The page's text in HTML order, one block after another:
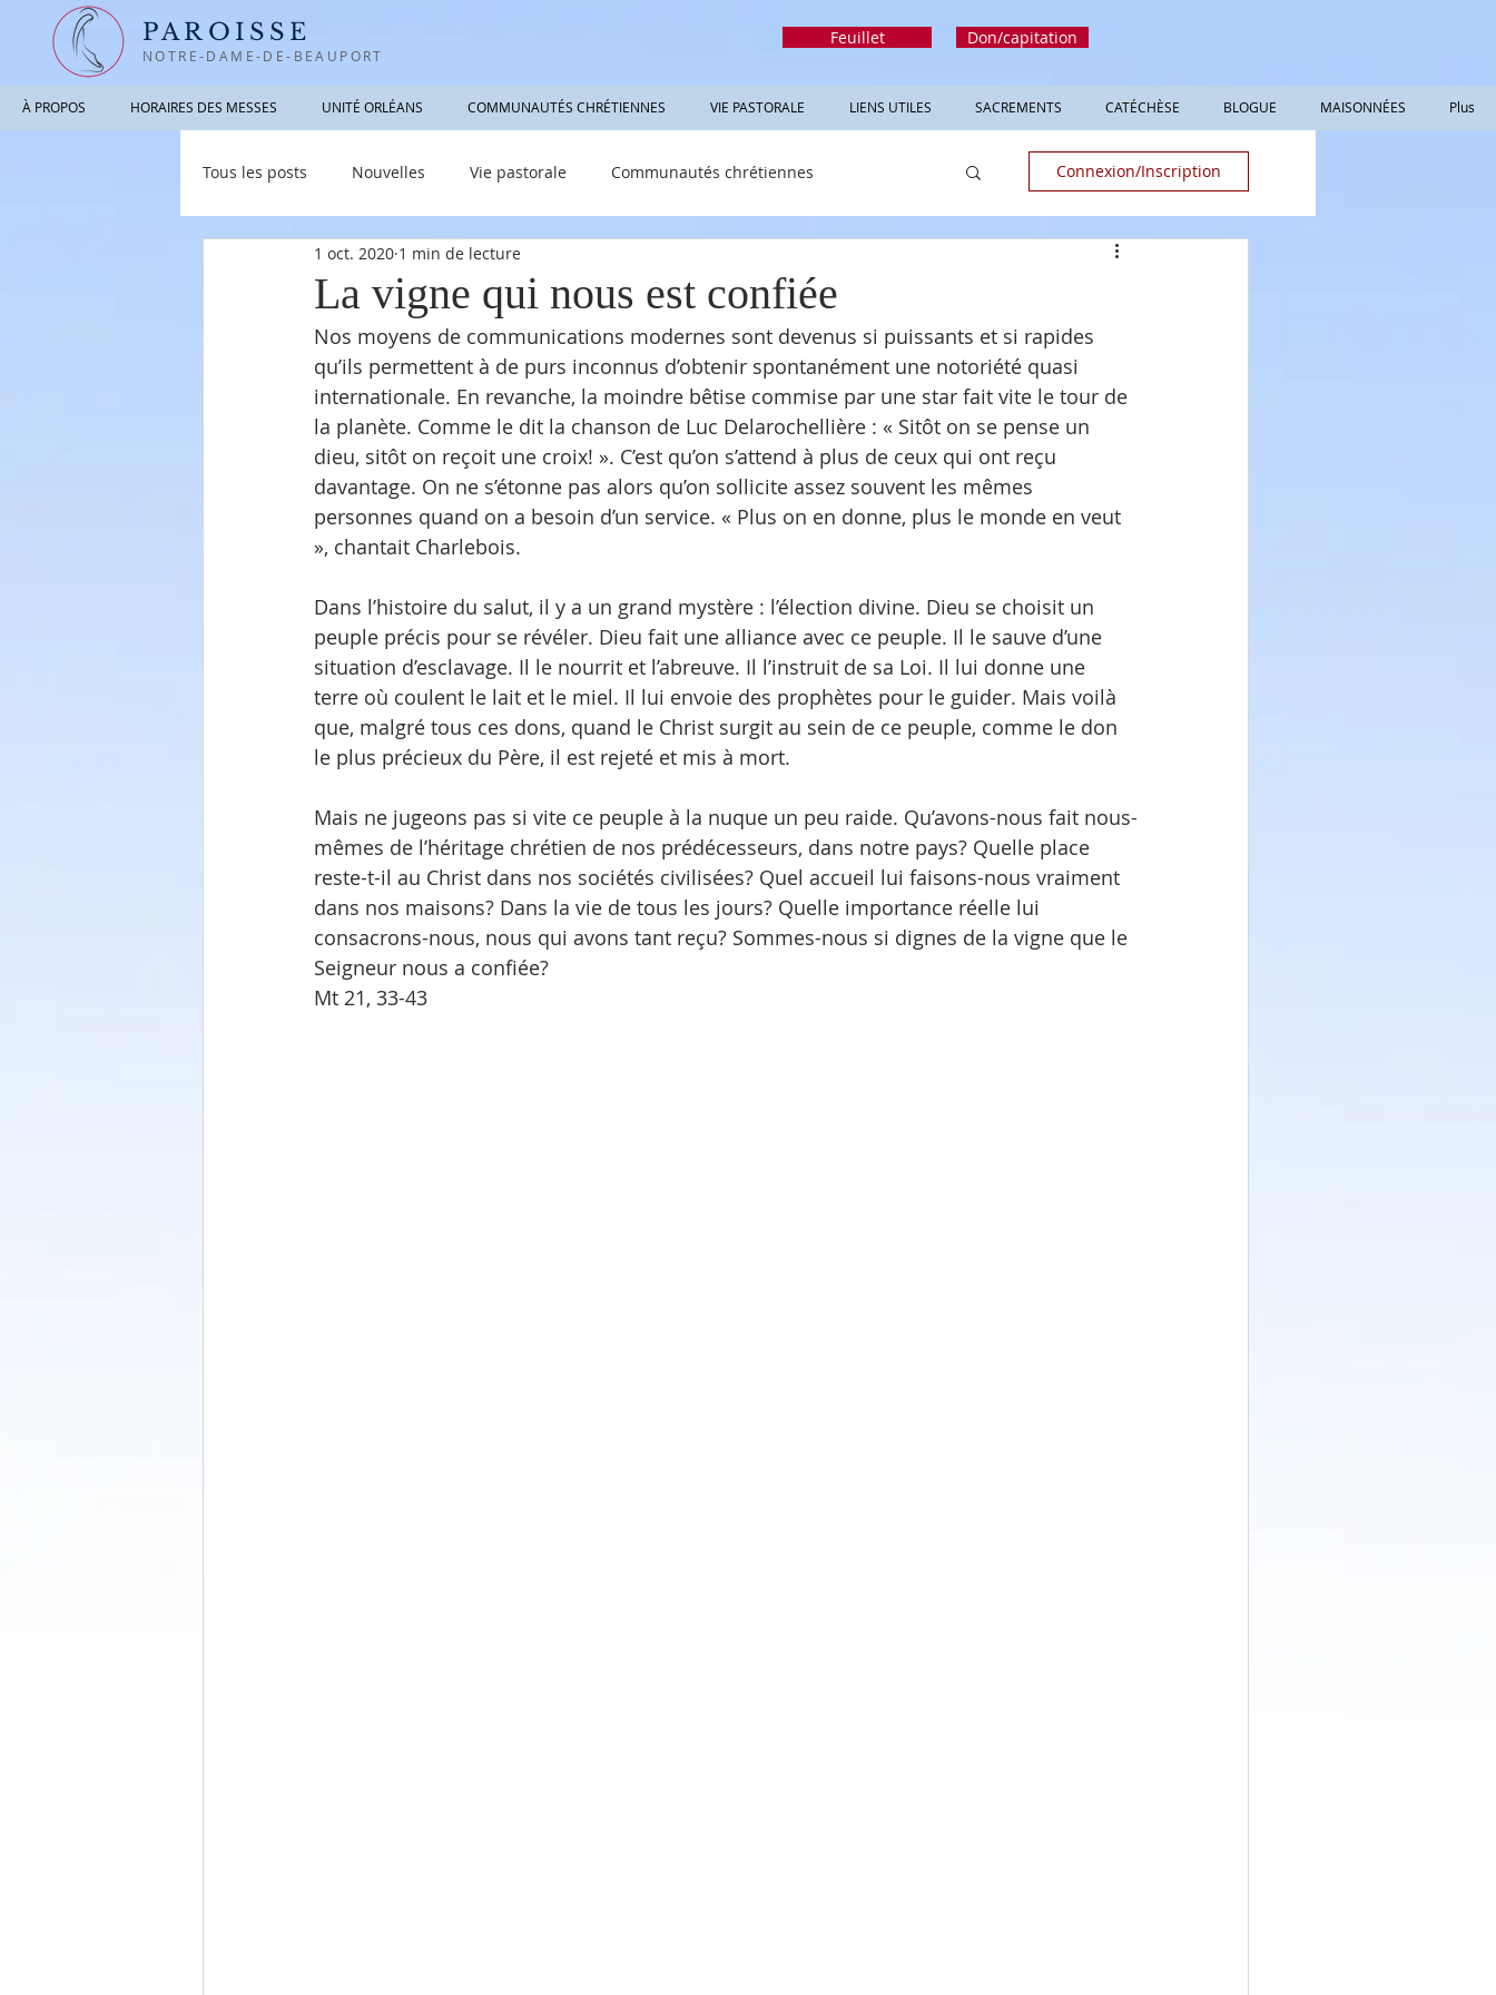
PAROISSE
NOTRE-DAME-DE-BEAUPORT
Feuillet Don/capitation
À PROPOS HORAIRES DES MESSES UNITÉ ORLÉANS COMMUNAUTÉS CHRÉTIENNES VIE PASTORALE LIENS UTILES SACREMENTS CATÉCHÈSE BLOGUE MAISONNÉES Plus
Tous les posts Nouvelles Vie pastorale Communautés chrétiennes
Photographies / Vidéos Informations utiles
Connexion/Inscription
La vigne qui nous est confiée
1 oct. 2020 1 min de lecture
Nos moyens de communications modernes sont devenus si puissants et si rapides
qu’ils permettent à de purs inconnus d’obtenir spontanément une notoriété quasi
internationale. En revanche, la moindre bêtise commise par une star fait vite le tour de
la planète. Comme le dit la chanson de Luc Delarochellière : « Sitôt on se pense un
dieu, sitôt on reçoit une croix! ». C’est qu’on s’attend à plus de ceux qui ont reçu
davantage. On ne s’étonne pas alors qu’on sollicite assez souvent les mêmes
personnes quand on a besoin d’un service. « Plus on en donne, plus le monde en veut
», chantait Charlebois.
Dans l’histoire du salut, il y a un grand mystère : l’élection divine. Dieu se choisit un
peuple précis pour se révéler. Dieu fait une alliance avec ce peuple. Il le sauve d’une
situation d’esclavage. Il le nourrit et l’abreuve. Il l’instruit de sa Loi. Il lui donne une
terre où coulent le lait et le miel. Il lui envoie des prophètes pour le guider. Mais voilà
que, malgré tous ces dons, quand le Christ surgit au sein de ce peuple, comme le don
le plus précieux du Père, il est rejeté et mis à mort.
Mais ne jugeons pas si vite ce peuple à la nuque un peu raide. Qu’avons-nous fait nous-
mêmes de l’héritage chrétien de nos prédécesseurs, dans notre pays? Quelle place
reste-t-il au Christ dans nos sociétés civilisées? Quel accueil lui faisons-nous vraiment
dans nos maisons? Dans la vie de tous les jours? Quelle importance réelle lui
consacrons-nous, nous qui avons tant reçu? Sommes-nous si dignes de la vigne que le
Seigneur nous a confiée?
Mt 21, 33-43